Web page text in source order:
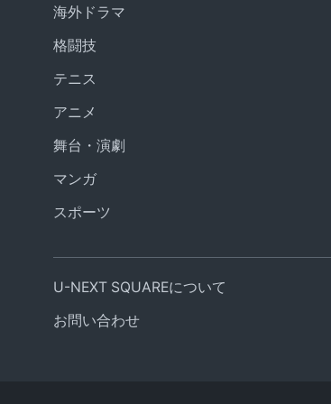
海外ドラマ
格闘技
テニス
アニメ
舞台・演劇
マンガ
スポーツ
U-NEXT SQUAREについて
お問い合わせ